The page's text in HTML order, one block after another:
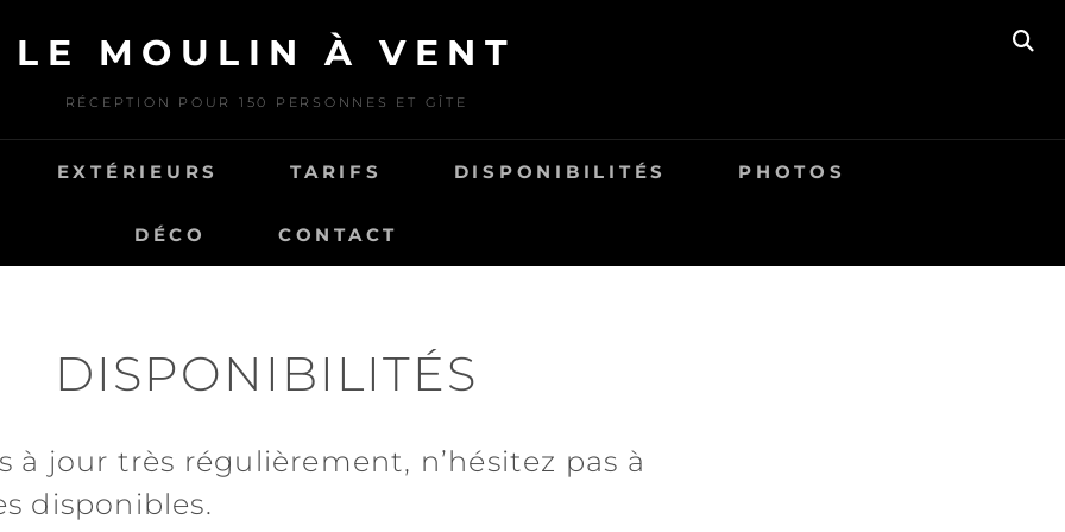
LE MOULIN À VENT
RÉCEPTION POUR 150 PERSONNES ET GÎTE
EXTÉRIEURS TARIFS DISPONIBILITÉS PHOTOS
DÉCO CONTACT
DISPONIBILITÉS
jour très régulièrement, n’hésitez pas à
disponibles.